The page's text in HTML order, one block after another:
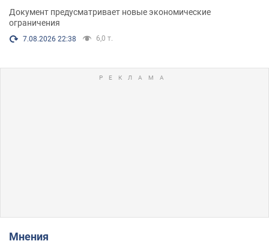
Документ предусматривает новые экономические
ограничения
7.08.2026 22:38 6,0 т.
Мнения